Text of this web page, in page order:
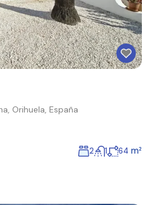
Orihuela, España
2 1 64 m²